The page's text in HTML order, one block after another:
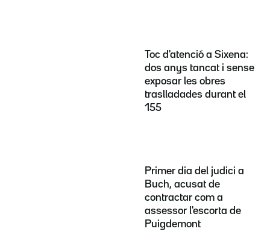
Toc d'atenció a Sixena:
dos anys tancat i sense
exposar les obres
traslladades durant el
155
Primer dia del judici a
Buch, acusat de
contractar com a
assessor l'escorta de
Puigdemont